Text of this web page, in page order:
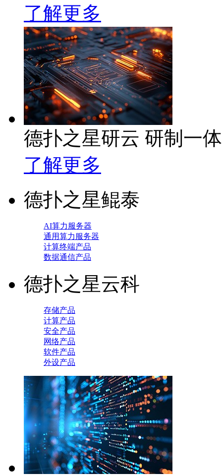
了解更多
德扑之星研云 研制一
了解更多
德扑之星鲲泰
AI算力服务器
通用算力服务器
计算终端产品
数据通信产品
德扑之星云科
存储产品
计算产品
安全产品
网络产品
软件产品
外设产品